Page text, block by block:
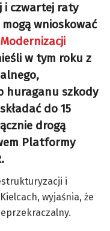
i czwartej raty
wnioskować
w tym roku z
huraganu szkody
do 15
drogą
Platformy
i
wyjaśnia, że